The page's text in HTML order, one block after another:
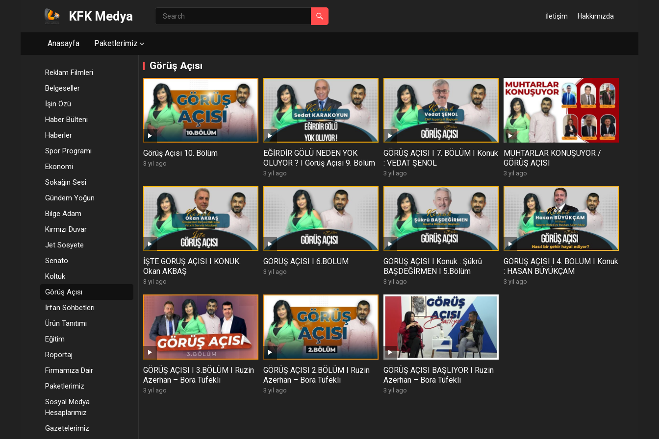
KFK Medya İletişim Hakkımızda
Anasayfa Paketlerimiz
Reklam Filmleri
Belgeseller
İşin Özü
Haber Bülteni
Haberler
Spor Programı
Ekonomi
Sokağın Sesi
Gündem Yoğun
Bilge Adam
Kırmızı Duvar
Jet Sosyete
Senato
Koltuk
Görüş Açısı
İrfan Sohbetleri
Ürün Tanıtımı
Eğitim
Röportaj
Firmamıza Dair
Paketlerimiz
Sosyal Medya
Hesaplarımız
Gazetelerimiz
Görüş Açısı
Görüş Açısı 10. Bölüm
3 yıl ago
EĞİRDİR GÖLÜ NEDEN YOK
OLUYOR ? I Görüş Açısı 9. Bölüm
3 yıl ago
GÖRÜŞ AÇISI I 7. BÖLÜM I Konuk
: VEDAT ŞENOL
3 yıl ago
MUHTARLAR KONUŞUYOR /
GÖRÜŞ AÇISI
3 yıl ago
İŞTE GÖRÜŞ AÇISI I KONUK:
Okan AKBAŞ
3 yıl ago
GÖRÜŞ AÇISI I 6.BÖLÜM
3 yıl ago
GÖRÜŞ AÇISI I Konuk : Şükrü
BAŞDEĞİRMEN I 5.Bölüm
3 yıl ago
GÖRÜŞ AÇISI I 4. BÖLÜM I Konuk
: HASAN BÜYÜKÇAM
3 yıl ago
GÖRÜŞ AÇISI I 3.BÖLÜM I Ruzin
Azerhan – Bora Tüfekli
3 yıl ago
GÖRÜŞ AÇISI 2.BÖLÜM I Ruzin
Azerhan – Bora Tüfekli
3 yıl ago
GÖRÜŞ AÇISI BAŞLIYOR I Ruzin
Azerhan – Bora Tüfekli
3 yıl ago